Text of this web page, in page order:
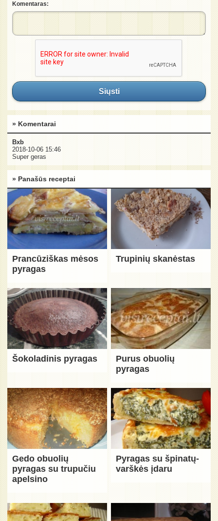
Komentaras:
Siųsti
» Komentarai
Bxb
2018-10-06 15:46
Super geras
» Panašūs receptai
Prancūziškas mėsos
pyragas
Trupinių skanėstas
Šokoladinis pyragas
Purus obuolių
pyragas
Gedo obuolių
pyragas su trupučiu
apelsino
Pyragas su špinatų-
varškės įdaru